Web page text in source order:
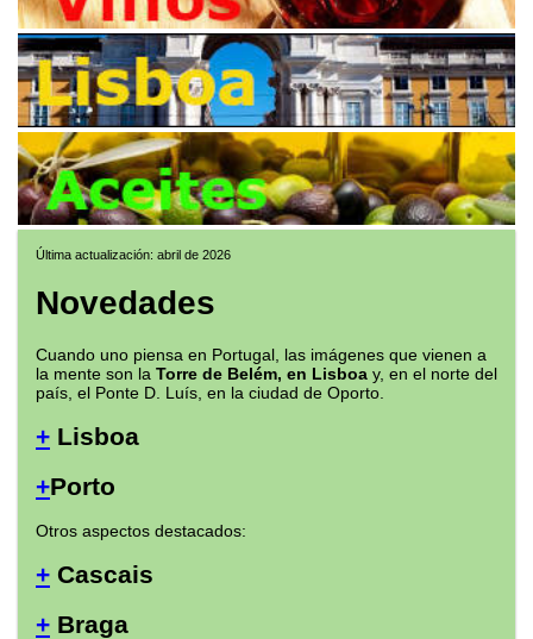
Última actualización: abril de 2026
Novedades
Cuando uno piensa en Portugal, las imágenes que vienen a
la mente son la Torre de Belém, en Lisboa y, en el norte del
país, el Ponte D. Luís, en la ciudad de Oporto.
+ Lisboa
+Porto
Otros aspectos destacados:
+ Cascais
+ Braga